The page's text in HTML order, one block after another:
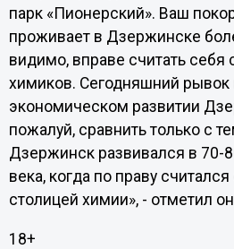
парк «Пионерский». Ваш
проживает в Дзержинске
видимо, вправе считать себя
химиков. Сегодняшний рывок
экономическом развитии
пожалуй, сравнить только с
Дзержинск развивался в 70-
века, когда по праву
столицей химии», - отметил
18+